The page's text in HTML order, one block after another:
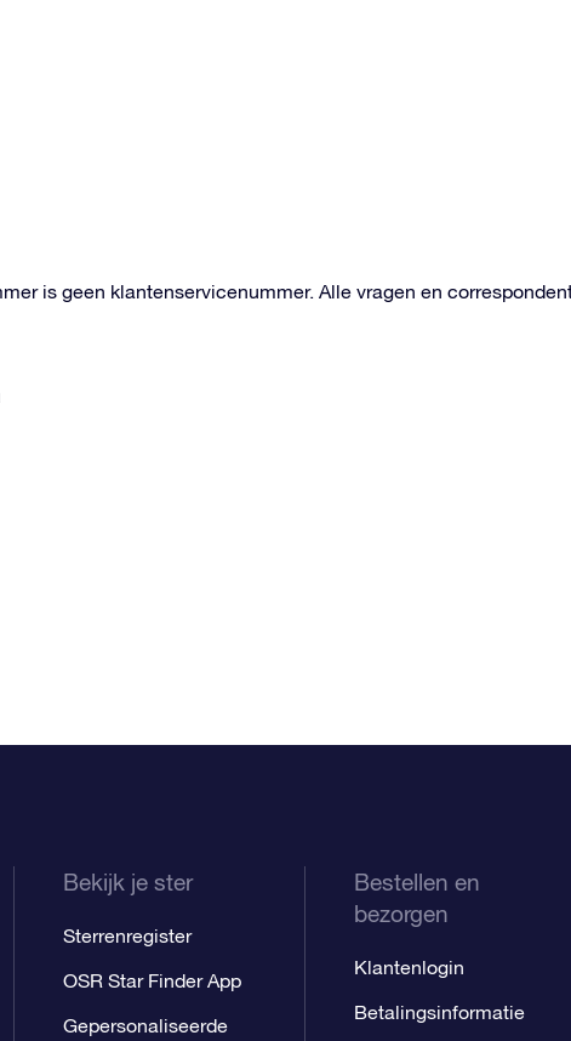
is geen klantenservicenummer. Alle vragen en
Bekijk je ster
Sterrenregister
OSR Star Finder App
Gepersonaliseerde
Bestellen en
bezorgen
Klantenlogin
Betalingsinformatie